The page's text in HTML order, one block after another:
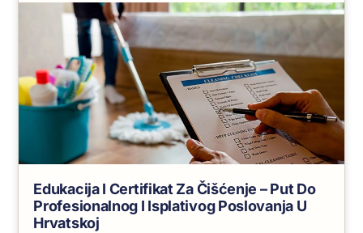
Edukacija I Certifikat Za Čišćenje – Put Do
Profesionalnog I Isplativog Poslovanja U
Hrvatskoj